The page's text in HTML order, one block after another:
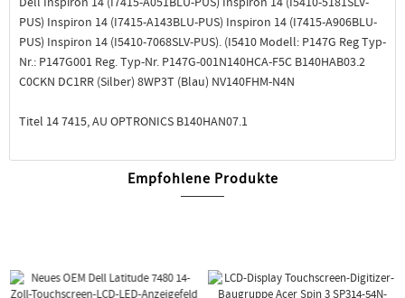
PUS) Inspiron 14 (I7415-A143BLU-PUS) Inspiron 14 (I7415-A906BLU-
PUS) Inspiron 14 (I5410-7068SLV-PUS). (I5410 Modell: P147G Reg Typ-
Nr.: P147G001 Reg. Typ-Nr. P147G-001N140HCA-F5C B140HAB03.2
C0CKN DC1RR (Silber) 8WP3T (Blau) NV140FHM-N4N
Titel 14 7415, AU OPTRONICS B140HAN07.1
Empfohlene Produkte